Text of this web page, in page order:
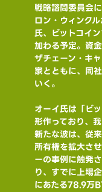
戦略諮問委員会
ロン・ウィンク
氏、ビットコイ
加わる予定。資
ザチェーン・キ
家とともに、同
いく。
オーイ氏は「ビ
形作っており、
新たな波は、従
所有権を拡大さ
ーの事例に触発
り、すでに上場
にあたる78.9万